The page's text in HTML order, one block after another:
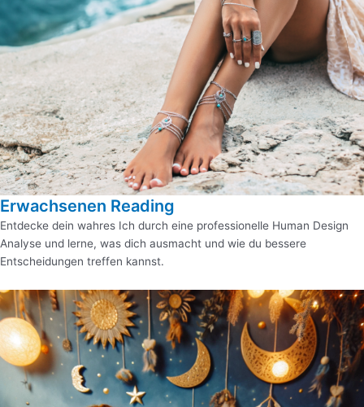
Erwachsenen Reading
Entdecke dein wahres Ich durch eine professionelle Human Design
Analyse und lerne, was dich ausmacht und wie du bessere
Entscheidungen treffen kannst.